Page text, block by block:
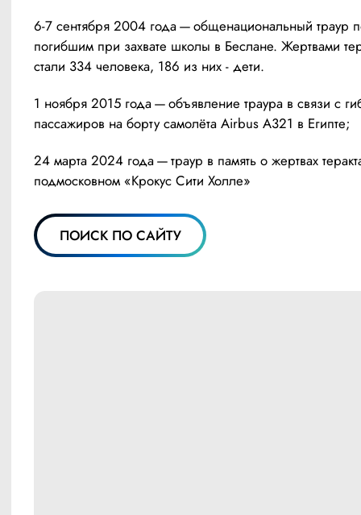
6-7 сентября 2004 года — общенациональный траур
погибшим при захвате школы в Беслане. Жертвами
стали 334 человека, 186 из них - дети.
1 ноября 2015 года — объявление траура в связи с
пассажиров на борту самолёта Airbus A321 в Египте;
24 марта 2024 года — траур в память о жертвах
подмосковном «Крокус Сити Холле»
ПОИСК ПО САЙТУ